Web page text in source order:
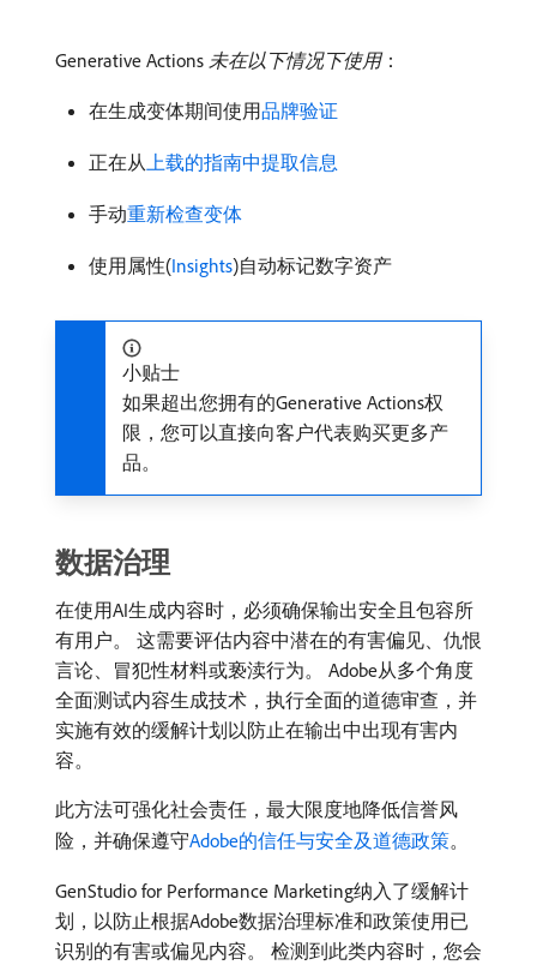
Generative Actions 未在以下情况下使用：
在生成变体期间使用品牌验证
正在从上载的指南中提取信息
手动重新检查变体
使用属性(Insights)自动标记数字资产
小贴士
如果超出您拥有的Generative Actions权
限，您可以直接向客户代表购买更多产
品。
数据治理
在使用AI生成内容时，必须确保输出安全且包容所
有用户。 这需要评估内容中潜在的有害偏见、仇恨
言论、冒犯性材料或亵渎行为。 Adobe从多个角度
全面测试内容生成技术，执行全面的道德审查，并
实施有效的缓解计划以防止在输出中出现有害内
容。
此方法可强化社会责任，最大限度地降低信誉风
险，并确保遵守Adobe的信任与安全及道德政策。
GenStudio for Performance Marketing纳入了缓解计
划，以防止根据Adobe数据治理标准和政策使用已
识别的有害或偏见内容。 检测到此类内容时，您会